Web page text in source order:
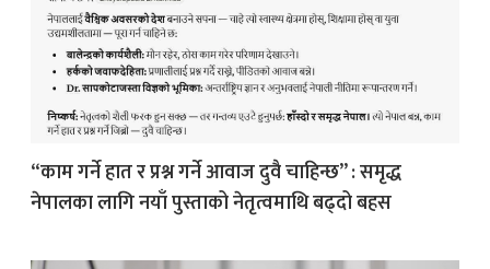
“काम गर्ने हात र प्रश्न गर्ने आवाज दुवै चाहिन्छ” : समृद्ध
नेपालका लागि नयाँ पुस्ताको नेतृत्वमाथि बढ्दो बहस